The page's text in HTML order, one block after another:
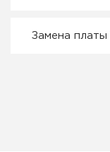
Замена платы